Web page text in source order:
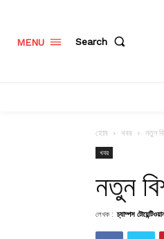
MENU Search
হোম খবর নতুন
খবর
নতুন
লেখক : চ্যাম্পস